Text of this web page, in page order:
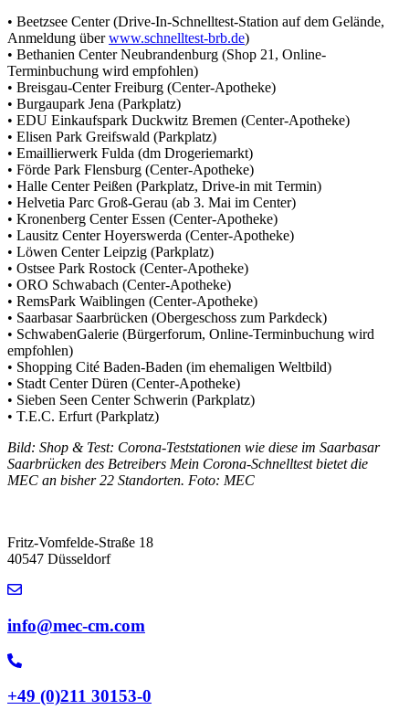
• Beetzsee Center (Drive-In-Schnelltest-Station auf dem Gelände,
Anmeldung überwww.schnelltest-brb.de)
• Bethanien Center Neubrandenburg (Shop 21, Online-
Terminbuchung wird empfohlen)
• Breisgau-Center Freiburg (Center-Apotheke)
• Burgaupark Jena (Parkplatz)
• EDU Einkaufspark Duckwitz Bremen (Center-Apotheke)
• Elisen Park Greifswald (Parkplatz)
• Emaillierwerk Fulda (dm Drogeriemarkt)
• Förde Park Flensburg (Center-Apotheke)
• Halle Center Peißen (Parkplatz, Drive-in mit Termin)
• Helvetia Parc Groß-Gerau (ab 3. Mai im Center)
• Kronenberg Center Essen (Center-Apotheke)
• Lausitz Center Hoyerswerda (Center-Apotheke)
• Löwen Center Leipzig (Parkplatz)
• Ostsee Park Rostock (Center-Apotheke)
• ORO Schwabach (Center-Apotheke)
• RemsPark Waiblingen (Center-Apotheke)
• Saarbasar Saarbrücken (Obergeschoss zum Parkdeck)
• SchwabenGalerie (Bürgerforum, Online-Terminbuchung wird
empfohlen)
• Shopping Cité Baden-Baden (im ehemaligen Weltbild)
• Stadt Center Düren (Center-Apotheke)
• Sieben Seen Center Schwerin (Parkplatz)
• T.E.C. Erfurt (Parkplatz)
Bild: Shop & Test: Corona-Teststationen wie diese im Saarbasar
Saarbrücken des Betreibers Mein Corona-Schnelltest bietet die
MEC an bisher 22 Standorten. Foto: MEC
Fritz-Vomfelde-Straße 18
40547 Düsseldorf
info@mec-cm.com
+49 (0)211 30153-0